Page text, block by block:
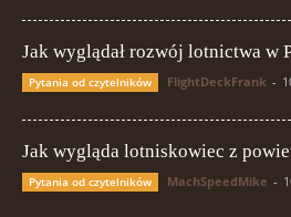
Jak wyglądał rozwój lotnictwa w
Pytania od czytelników FlightDeckFrank -
Jak wygląda lotniskowiec z
Pytania od czytelników MachSpeedMike -